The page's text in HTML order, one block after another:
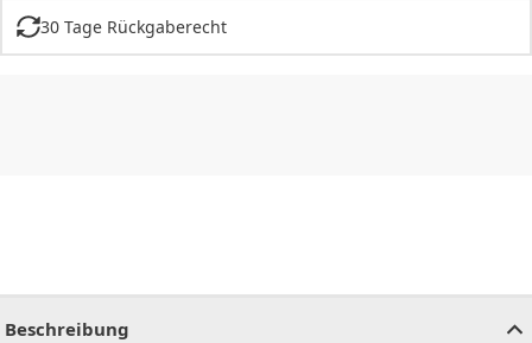
30 Tage Rückgaberecht
Beschreibung